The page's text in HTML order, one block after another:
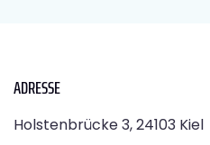
ADRESSE
Holstenbrücke 3, 24103 Kiel